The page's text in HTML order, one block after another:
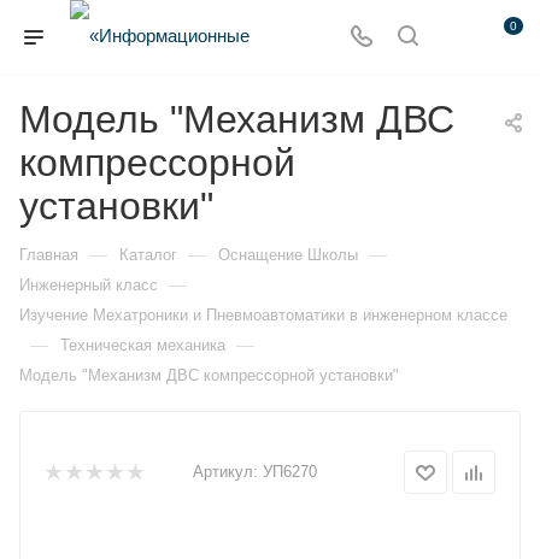
0
Модель "Механизм ДВС
компрессорной
установки"
Главная — Каталог — Оснащение Школы —
Инженерный класс —
Изучение Мехатроники и Пневмоавтоматики в инженерном классе
— Техническая механика —
Модель "Механизм ДВС компрессорной установки"
Артикул: УП6270